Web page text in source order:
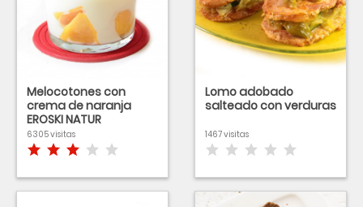
Melocotones con
crema de naranja
EROSKI NATUR
6305 visitas
Lomo adobado
salteado con verduras
1467 visitas